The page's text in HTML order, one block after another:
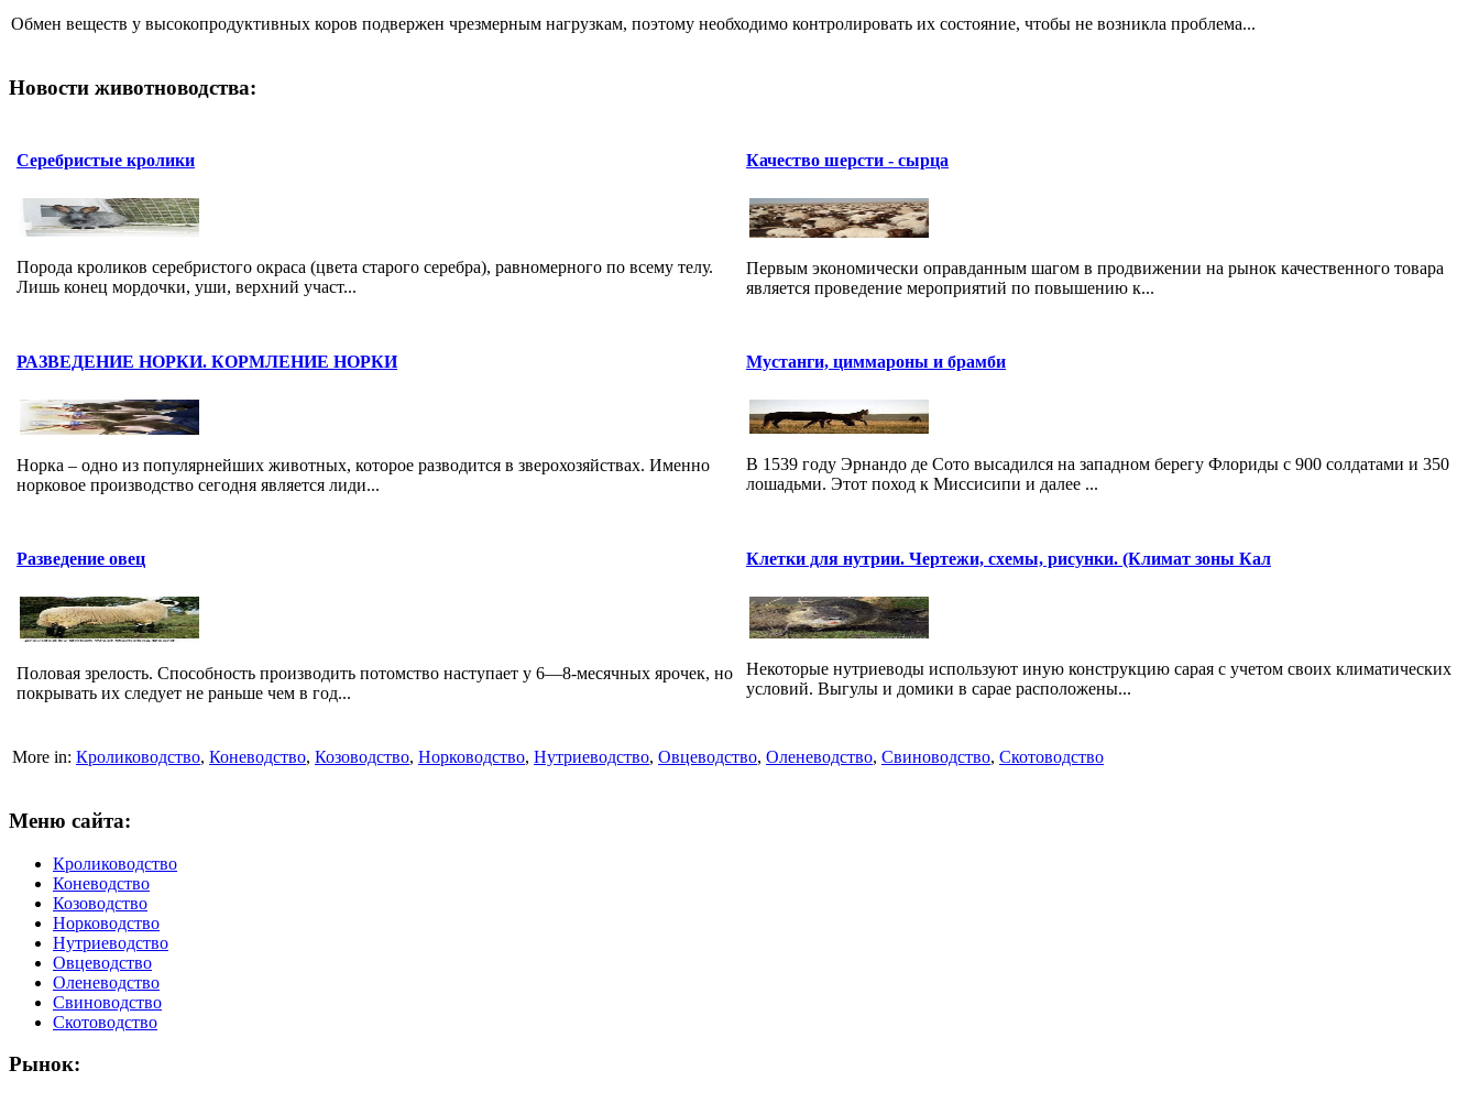
Обмен веществ у высокопродуктивных коров подвержен чрезмерным нагрузкам, поэтому необходимо контролировать их состояние, чтобы не возникла проблема...
Новости животноводства:
Серебристые кролики
Порода кроликов серебристого окраса (цвета старого серебра), равномерного по всему телу.
Лишь конец мордочки, уши, верхний участ...
Качество шерсти - сырца
Первым экономически оправданным шагом в продвижении на рынок качественного товара
является проведение мероприятий по повышению к...
РАЗВЕДЕНИЕ НОРКИ. КОРМЛЕНИЕ НОРКИ
Норка – одно из популярнейших животных, которое разводится в зверохозяйствах. Именно
норковое производство сегодня является лиди...
Мустанги, циммароны и брамби
В 1539 году Эрнандо де Сото высадился на западном берегу Флориды с 900 солдатами и 350
лошадьми. Этот поход к Миссисипи и далее ...
Разведение овец
Половая зрелость. Способность производить потомство наступает у 6—8-месячных ярочек, но
покрывать их следует не раньше чем в год...
Клетки для нутрии. Чертежи, схемы, рисунки. (Климат зоны Кал
Некоторые нутриеводы используют иную конструкцию сарая с учетом своих климатических
условий. Выгулы и домики в сарае расположены...
More in: Кролиководство, Коневодство, Козоводство, Норководство, Нутриеводство, Овцеводство, Оленеводство, Свиноводство, Скотоводство
Меню сайта:
Кролиководство
Коневодство
Козоводство
Норководство
Нутриеводство
Овцеводство
Оленеводство
Свиноводство
Скотоводство
Рынок: